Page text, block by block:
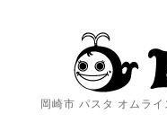
岡崎市 パスタ オムラ